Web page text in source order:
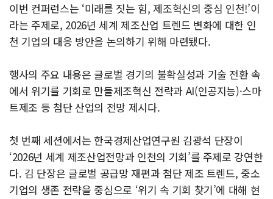
이번 컨퍼런스는 ‘미래를 짓는 힘, 제조혁신의 중심 인천!’이
라는 주제로, 2026년 세계 제조산업 트렌드 변화에 대한 인
천 기업의 대응 방안을 논의하기 위해 마련됐다.
행사의 주요 내용은 글로벌 경기의 불확실성과 기술 전환 속
에서 위기를 기회로 만들제조혁신 전략과 AI(인공지능)·스마
트제조 등 첨단 산업의 전망 제시다.
첫 번째 세션에서는 한국경제산업연구원 김광석 단장이
‘2026년 세계 제조산업전망과 인천의 기회’를 주제로 강연한
다. 김 단장은 글로벌 공급망 재편과 첨단 제조 트렌드, 중소
기업의 생존 전략을 중심으로 ‘위기 속 기회 찾기’에 대해 현